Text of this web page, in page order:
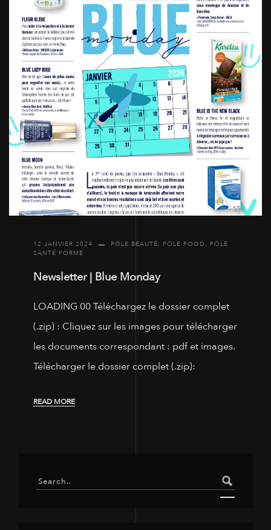
12 JANVIER 2024 PÔLE BEAUTÉ, PÔLE FOOD, PÔLE
SANTÉ FORME
Newsletter | Blue Monday
LOADING 00 Téléchargez le dossier complet
(.zip) : Cliquez sur les images pour télécharger
les documents correspondant : pdf et images.
Télécharger le dossier complet (.zip):
READ MORE